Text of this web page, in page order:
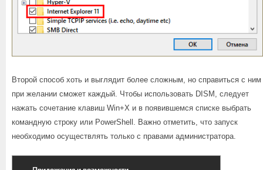
Второй способ хоть и выглядит более сложным, но справиться с ним
при желании сможет каждый. Чтобы использовать DISM, следует
нажать сочетание клавиш Win+X и в появившемся списке выбрать
командную строку или PowerShell. Важно отметить, что запуск
необходимо осуществлять только с правами администратора.